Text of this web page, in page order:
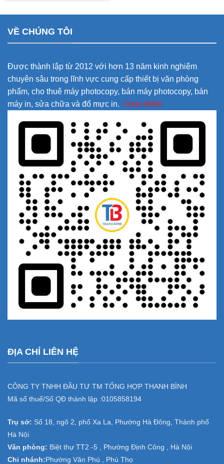
VỀ CHÚNG TÔI
Được thành lập từ 2012 với hơn 13 năm kinh nghiệm
chuyên sâu trong lĩnh vực cung cấp thiết bị văn phòng
phẩm, cho thuê máy photocopy, bán máy photocopy, bán
máy in, sửa chữa và đổ mực in. +Xem thêm
ĐỊA CHỈ LIÊN HỆ
CÔNG TY TNHH ĐẦU TƯ TM TỔNG HỢP THANH BÌNH
Mã số thuế/Số QĐ thành lập :0105858194
Trụ sở: Số 18, ngõ 2, phố Xa La, Phường Hà Đông, Thành phố
Hà Nội
Văn phòng: Biệt thự TT2 -5 , Phường Định Công , Hà Nội
Chi nhánh: Phường Văn Phú , Phú Thọ